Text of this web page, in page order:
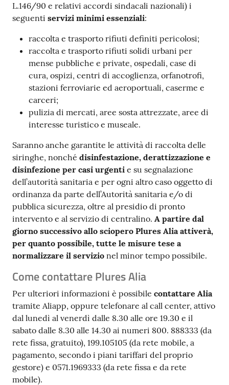
L.146/90 e relativi accordi sindacali nazionali) i
seguenti servizi minimi essenziali:
raccolta e trasporto rifiuti definiti pericolosi;
raccolta e trasporto rifiuti solidi urbani per
mense pubbliche e private, ospedali, case di
cura, ospizi, centri di accoglienza, orfanotrofi,
stazioni ferroviarie ed aeroportuali, caserme e
carceri;
pulizia di mercati, aree sosta attrezzate, aree di
interesse turistico e museale.
Saranno anche garantite le attività di raccolta delle
siringhe, nonché disinfestazione, derattizzazione e
disinfezione per casi urgenti e su segnalazione
dell’autorità sanitaria e per ogni altro caso oggetto di
ordinanza da parte dell’Autorità sanitaria e/o di
pubblica sicurezza, oltre al presidio di pronto
intervento e al servizio di centralino. A partire dal
giorno successivo allo sciopero Plures Alia attiverà,
per quanto possibile, tutte le misure tese a
normalizzare il servizio nel minor tempo possibile.
Come contattare Plures Alia
Per ulteriori informazioni è possibile contattare Alia
tramite Aliapp, oppure telefonare al call center, attivo
dal lunedì al venerdì dalle 8.30 alle ore 19.30 e il
sabato dalle 8.30 alle 14.30 ai numeri 800. 888333 (da
rete fissa, gratuito), 199.105105 (da rete mobile, a
pagamento, secondo i piani tariffari del proprio
gestore) e 0571.1969333 (da rete fissa e da rete
mobile).